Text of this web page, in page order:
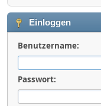
Einloggen
Benutzername:
Passwort: